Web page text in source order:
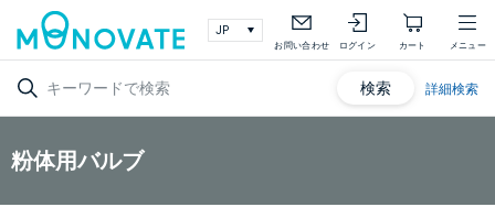
お問い合わせ ログイン カート メニュー
検索 詳細検索
粉体用バルブ